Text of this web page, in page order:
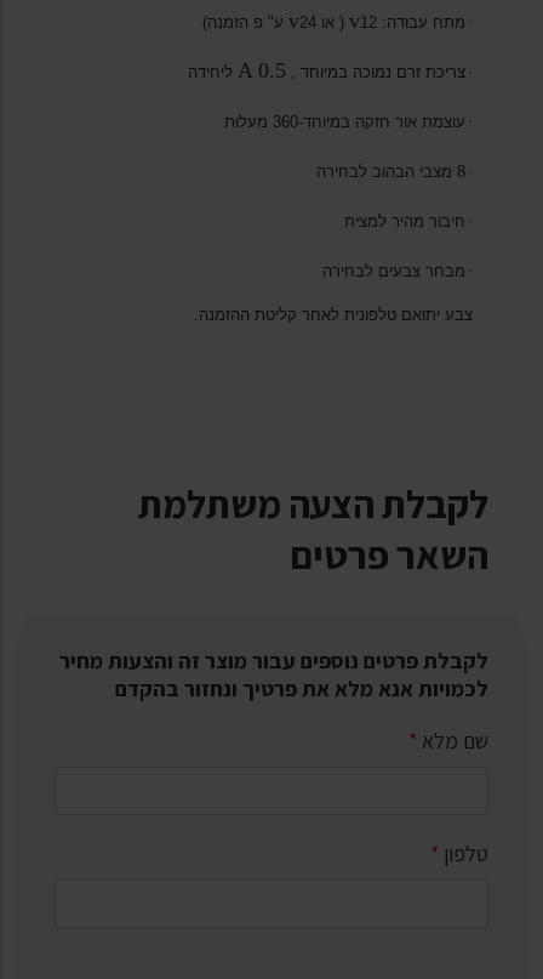
· מתח עבודה: 12 v ( או 24 v ע" פ הזמנה)
· צריכת זרם נמוכה במיוחד , A 0.5 ליחידה
· עוצמת אור חזקה במיוחד-360 מעלות
· 8 מצבי הבהוב לבחירה
· חיבור מהיר למצית
· מבחר צבעים לבחירה
צבע יתואם טלפונית לאחר קליטת ההזמנה.
לקבלת הצעה משתלמת
השאר פרטים
לקבלת פרטים נוספים עבור מוצר זה והצעות מחיר
לכמויות אנא מלא את פרטיך ונחזור בהקדם
שם מלא *
טלפון *